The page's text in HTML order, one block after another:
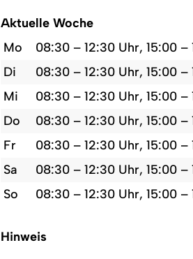
Aktuelle Woche
Mo
08:30 – 12:30 Uhr, 15:00 –
Di
08:30 – 12:30 Uhr, 15:00 –
Mi
08:30 – 12:30 Uhr, 15:00 –
Do
08:30 – 12:30 Uhr, 15:00 –
Fr
08:30 – 12:30 Uhr, 15:00 –
Sa
08:30 – 12:30 Uhr, 15:00 –
So
08:30 – 12:30 Uhr, 15:00 –
Hinweis